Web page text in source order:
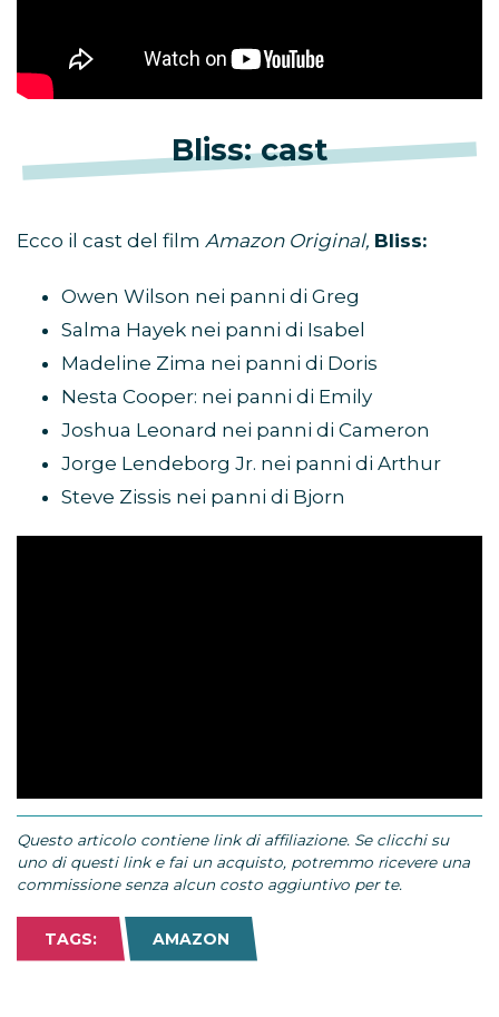
Bliss: cast
Ecco il cast del film Amazon Original, Bliss:
Owen Wilson nei panni di Greg
Salma Hayek nei panni di Isabel
Madeline Zima nei panni di Doris
Nesta Cooper: nei panni di Emily
Joshua Leonard nei panni di Cameron
Jorge Lendeborg Jr. nei panni di Arthur
Steve Zissis nei panni di Bjorn
Questo articolo contiene link di affiliazione. Se clicchi su
uno di questi link e fai un acquisto, potremmo ricevere una
commissione senza alcun costo aggiuntivo per te.
TAGS: AMAZON